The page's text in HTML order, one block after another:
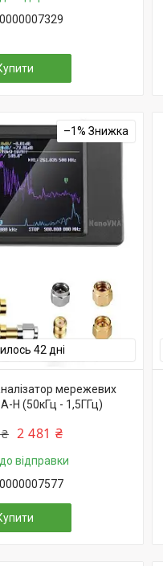
–1%
42 дні
мережевих
H (50кГц - 1,5ГГц)
2 481 ₴
відправки